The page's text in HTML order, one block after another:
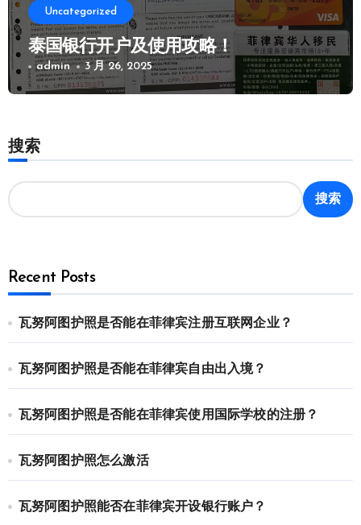
Uncategorized
泰国银行开户及使用攻略！
admin 3 月 26, 2025
搜索
搜索
Recent Posts
瓦努阿图护照是否能在菲律宾注册互联网企业？
瓦努阿图护照是否能在菲律宾自由出入境？
瓦努阿图护照是否能在菲律宾使用国际学校的注册？
瓦努阿图护照怎么激活
瓦努阿图护照能否在菲律宾开设银行账户？